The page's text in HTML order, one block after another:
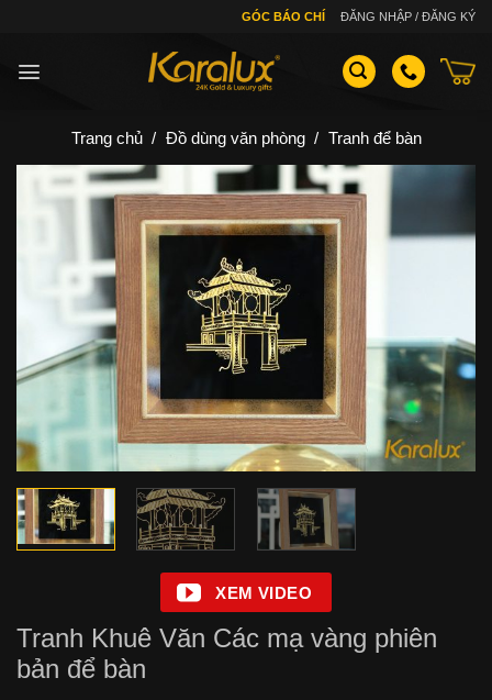
GÓC BÁO CHÍ ĐĂNG NHẬP / ĐĂNG KÝ
Trang chủ / Đồ dùng văn phòng / Tranh để bàn
XEM VIDEO
Tranh Khuê Văn Các mạ vàng phiên
bản để bàn